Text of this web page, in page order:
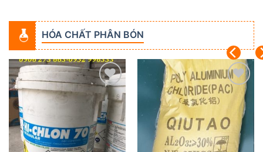
HÓA CHẤT PHÂN BÓN
Add to
wishlist
Add to
wishlist